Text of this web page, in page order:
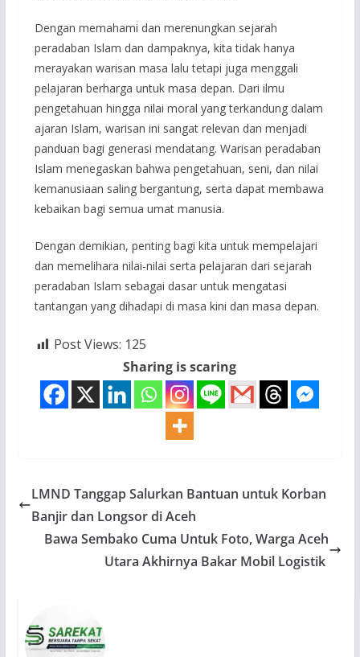
Dengan memahami dan merenungkan sejarah
peradaban Islam dan dampaknya, kita tidak hanya
merayakan warisan masa lalu tetapi juga menggali
pelajaran berharga untuk masa depan. Dari ilmu
pengetahuan hingga nilai moral yang terkandung dalam
ajaran Islam, warisan ini sangat relevan dan menjadi
panduan bagi generasi mendatang. Warisan peradaban
Islam menegaskan bahwa pengetahuan, seni, dan nilai
kemanusiaan saling bergantung, serta dapat membawa
kebaikan bagi semua umat manusia.
Dengan demikian, penting bagi kita untuk mempelajari
dan memelihara nilai-nilai serta pelajaran dari sejarah
peradaban Islam sebagai dasar untuk mengatasi
tantangan yang dihadapi di masa kini dan masa depan.
Post Views: 125
Sharing is scaring
LMND Tanggap Salurkan Bantuan untuk Korban
Banjir dan Longsor di Aceh
Bawa Sembako Cuma Untuk Foto, Warga Aceh
Utara Akhirnya Bakar Mobil Logistik